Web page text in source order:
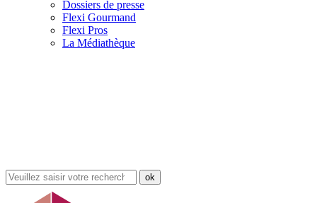
Dossiers de presse
Flexi Gourmand
Flexi Pros
La Médiathèque
Rechercher
dans